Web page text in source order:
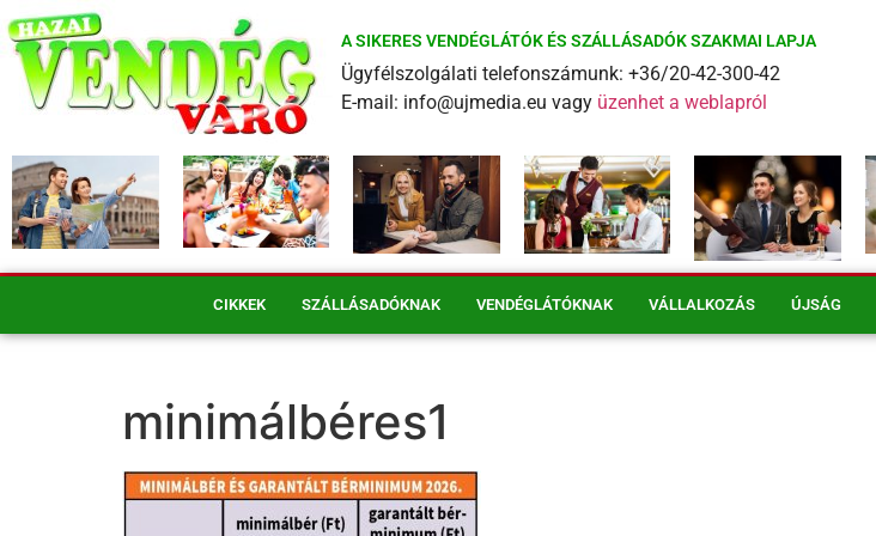
A SIKERES VENDÉGLÁTÓK ÉS SZÁLLÁSADÓK SZAKMAI LAPJA
Ügyfélszolgálati telefonszámunk: +36/20-42-300-42
E-mail: info@ujmedia.eu vagy üzenhet a weblapról
CIKKEK SZÁLLÁSADÓKNAK VENDÉGLÁTÓKNAK VÁLLALKOZÁS ÚJSÁG
minimálbéres1